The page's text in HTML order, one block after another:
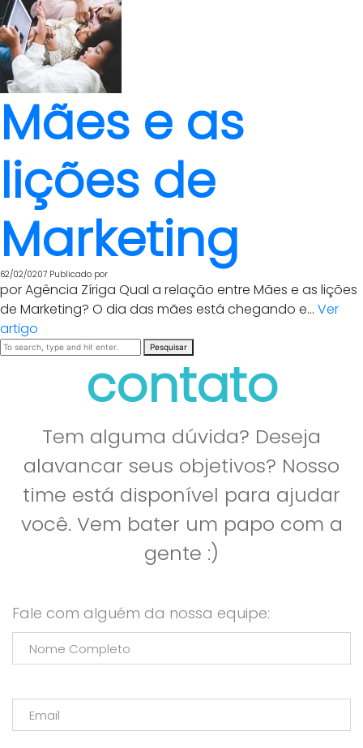
Mães e as
lições de
Marketing
62/02/0207 Publicado por
por Agência Zíriga Qual a relação entre Mães e as lições
de Marketing? O dia das mães está chegando e... Ver
artigo
Pesquisar
contato
Tem alguma dúvida? Deseja
alavancar seus objetivos? Nosso
time está disponível para ajudar
você. Vem bater um papo com a
gente :)
Fale com alguém da nossa equipe: